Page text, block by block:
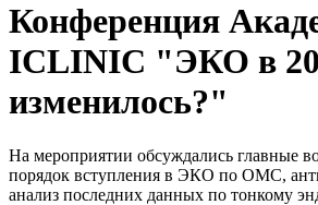
Конференция
ICLINIC "ЭКО в
изменилось?"
На мероприятии обсуждались главные
порядок вступления в ЭКО по ОМС,
анализ последних данных по тонкому